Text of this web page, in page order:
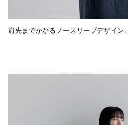
肩先までかかるノースリーブデザイン。